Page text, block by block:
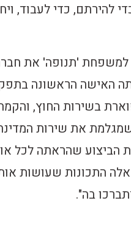
להירתם, כדי לעבוד,
למשפחת 'תנופה' את
האישה הראשונה
בשירות החוץ,
את שירות
הביצוע שהראתה לכל
התכונות שעושות
בה".